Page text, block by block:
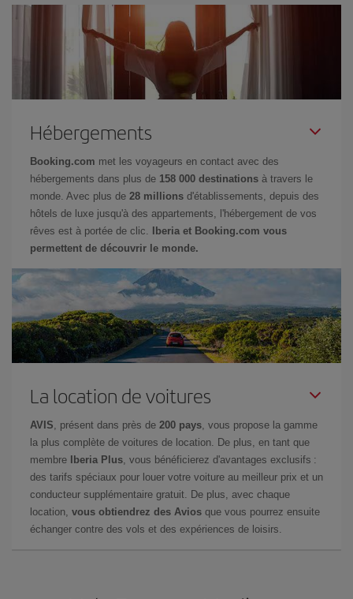
Hébergements
Booking.com met les voyageurs en contact avec des
hébergements dans plus de 158 000 destinations à travers le
monde. Avec plus de 28 millions d'établissements, depuis des
hôtels de luxe jusqu'à des appartements, l'hébergement de vos
rêves est à portée de clic.
Iberia et Booking.com vous
permettent de découvrir le monde.
La location de voitures
AVIS , présent dans près de 200 pays , vous propose la gamme
la plus complète de voitures de location. De plus, en tant que
membre
Iberia Plus , vous bénéficierez d'avantages exclusifs :
des tarifs spéciaux pour louer votre voiture au meilleur prix et un
conducteur supplémentaire gratuit. De plus, avec chaque
location, vous obtiendrez des Avios que vous pourrez ensuite
échanger contre des vols et des expériences de loisirs.